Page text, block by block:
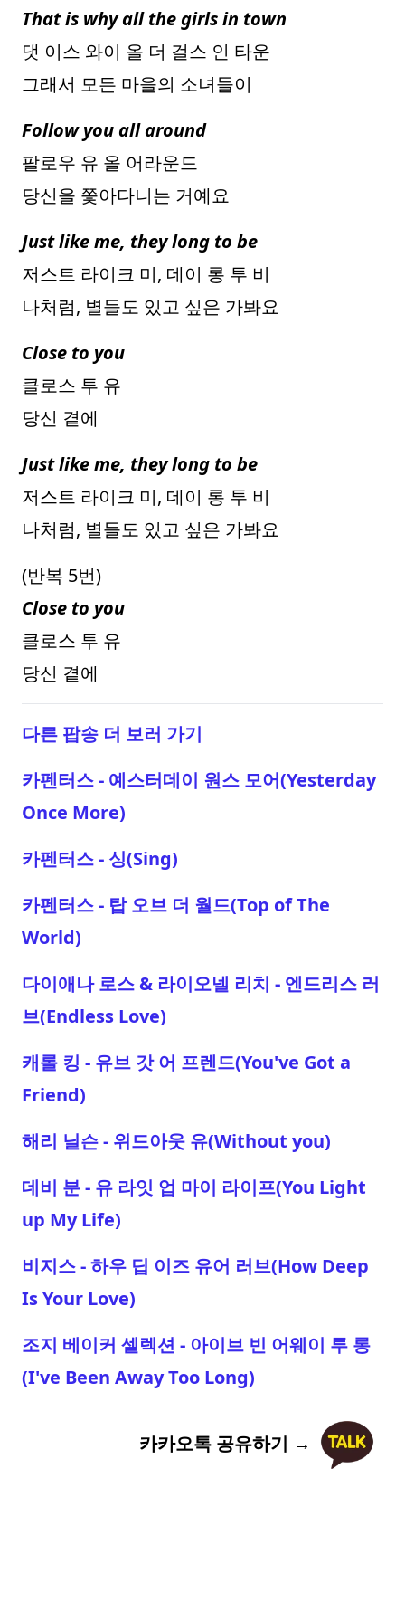
That is why all the girls in town
댓 이스 와이 올 더 걸스 인 타운
그래서 모든 마을의 소녀들이
Follow you all around
팔로우 유 올 어라운드
당신을 쫓아다니는 거예요
Just like me, they long to be
저스트 라이크 미, 데이 롱 투 비
나처럼, 별들도 있고 싶은 가봐요
Close to you
클로스 투 유
당신 곁에
Just like me, they long to be
저스트 라이크 미, 데이 롱 투 비
나처럼, 별들도 있고 싶은 가봐요
(반복 5번)
Close to you
클로스 투 유
당신 곁에
다른 팝송 더 보러 가기
카펜터스 - 예스터데이 원스 모어(Yesterday
Once More)
카펜터스 - 싱(Sing)
카펜터스 - 탑 오브 더 월드(Top of The
World)
다이애나 로스 & 라이오넬 리치 - 엔드리스 러
브(Endless Love)
캐롤 킹 - 유브 갓 어 프렌드(You've Got a
Friend)
해리 닐슨 - 위드아웃 유(Without you)
데비 분 - 유 라잇 업 마이 라이프(You Light
up My Life)
비지스 - 하우 딥 이즈 유어 러브(How Deep
Is Your Love)
조지 베이커 셀렉션 - 아이브 빈 어웨이 투 롱
(I've Been Away Too Long)
카카오톡 공유하기 →